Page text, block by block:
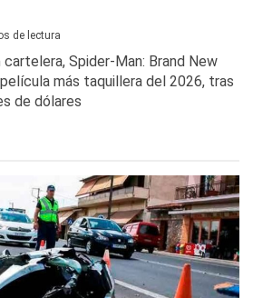
de lectura
Spider-Man: Brand New
más taquillera del 2026, tras
de dólares